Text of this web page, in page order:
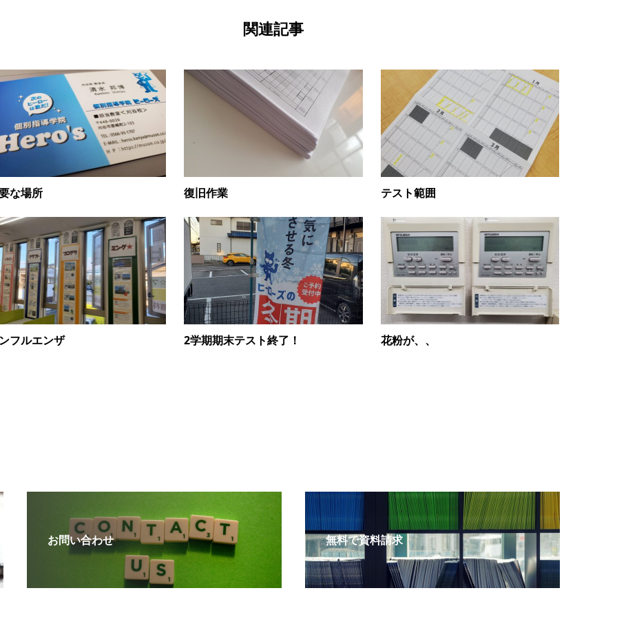
関連記事
な場所 復旧作業 テスト範囲
フルエンザ 2学期期末テスト終了！ 花粉が、、
お問い合わせ 無料で資料請求